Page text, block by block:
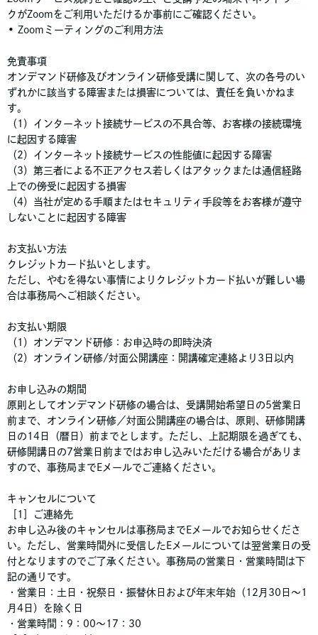
クがZoomをご利用いただけるか事前にご確認ください。
• Zoomミーティングのご利用方法
免責事項
オンデマンド研修及びオンライン研修受講に関して、次の各号のい
ずれかに該当する障害または損害については、責任を負いかねま
す。
（1）インターネット接続サービスの不具合等、お客様の接続環境
に起因する障害
（2）インターネット接続サービスの性能値に起因する障害
（3）第三者による不正アクセス若しくはアタックまたは通信経路
上での傍受に起因する損害
（4）当社が定める手順またはセキュリティ手段等をお客様が遵守
しないことに起因する障害
お支払い方法
クレジットカード払いとします。
ただし、やむを得ない事情によりクレジットカード払いが難しい場
合は事務局へご相談ください。
お支払い期限
（1）オンデマンド研修：お申込時の即時決済
（2）オンライン研修/対面公開講座：開講確定連絡より3日以内
お申し込みの期間
原則としてオンデマンド研修の場合は、受講開始希望日の5営業日
前まで、オンライン研修／対面公開講座の場合は、原則、研修開講
日の14日（暦日）前までとします。ただし、上記期限を過ぎても、
研修開講日の7営業日前まではお申し込みいただける場合がありま
すので、事務局までEメールでご連絡ください。
キャンセルについて
［1］ご連絡先
お申し込み後のキャンセルは事務局までEメールでお知らせくださ
い。ただし、営業時間外に受信したEメールについては翌営業日の受
付となりますのでご了承ください。事務局の営業日・営業時間は下
記の通りです。
・営業日：土日・祝祭日・振替休日および年末年始（12月30日～1
月4日）を除く日
・営業時間：9：00～17：30